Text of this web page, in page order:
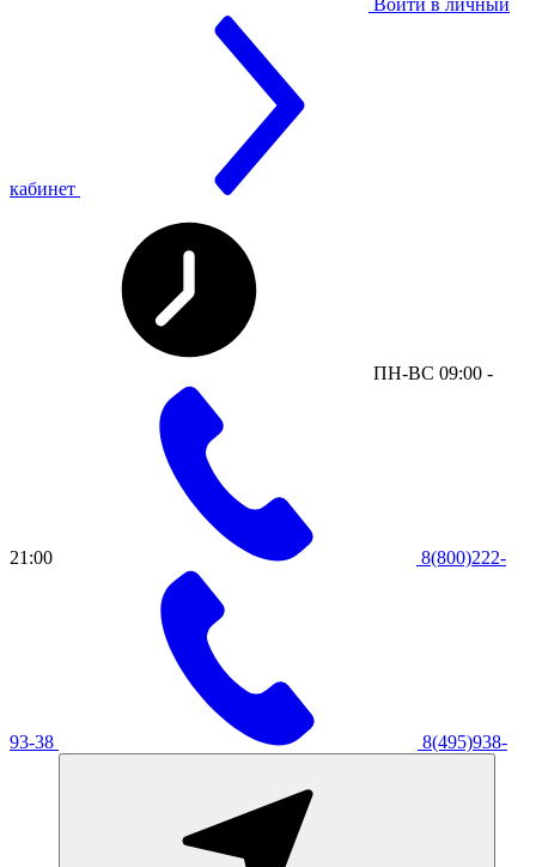
кабинет
ПН-ВС 09:00 -
21:00 8(800)222-
93-38 8(495)938-